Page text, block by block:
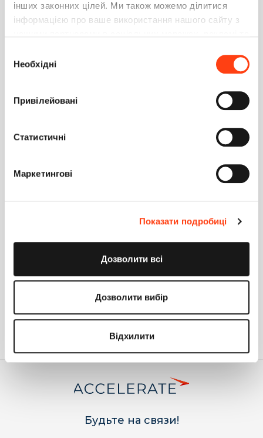
інших законних цілей. Ми також можемо ділитися
інформацією про ваше використання нашого сайту з
інформацією, яку ви їм надали або яку вони зібрали
під час використання вами їхніх послуг. Детальніше
згоди
Необхідні
Привілейовані
Статистичні
Маркетингові
Показати подробиці
Дозволити всі
Дозволити вибір
Відхилити
Ошибка при выгрузке dll в файловую систему
Идея 0
22.03.2022
Идея 3
10.03.2022
ВОПРОС ПО UPDATESELECT К РАЗРАБОТЧИКАМ
0
системы Creatio
Вопрос 0
10
Ошибка при генерации запроса UpdateSelect
Вставка локализируемых данных
Вопрос 0
05.11.2020
Будьте на связи!